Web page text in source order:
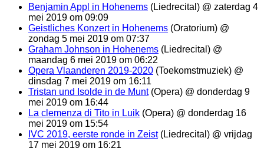
Benjamin Appl in Hohenems (Liedrecital) @ zaterdag 4
mei 2019 om 09:09
Geistliches Konzert in Hohenems (Oratorium) @
zondag 5 mei 2019 om 07:37
Graham Johnson in Hohenems (Liedrecital) @
maandag 6 mei 2019 om 06:22
Opera Vlaanderen 2019-2020 (Toekomstmuziek) @
dinsdag 7 mei 2019 om 16:11
Tristan und Isolde in de Munt(Opera) @ donderdag 9
mei 2019 om 16:44
La clemenza di Tito in Luik (Opera) @ donderdag 16
mei 2019 om 15:54
IVC 2019, eerste ronde in Zeist(Liedrecital) @ vrijdag
17 mei 2019 om 16:21